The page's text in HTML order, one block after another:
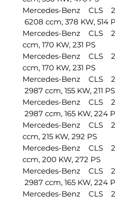
Mercedes-Benz CLS
6208 ccm, 378 KW, 514
Mercedes-Benz CLS
ccm, 170 KW, 231 PS
Mercedes-Benz CLS
ccm, 170 KW, 231 PS
Mercedes-Benz CLS
2987 ccm, 155 KW, 211 PS
Mercedes-Benz CLS
2987 ccm, 165 KW, 224
Mercedes-Benz CLS
ccm, 215 KW, 292 PS
Mercedes-Benz CLS
ccm, 200 KW, 272 PS
Mercedes-Benz CLS
2987 ccm, 165 KW, 224
Mercedes-Benz CLS